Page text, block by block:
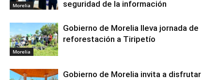
Morelia seguridad de la información
Morelia
Gobierno de Morelia lleva jornada de
reforestación a Tiripetío
Gobierno de Morelia invita a disfrutar